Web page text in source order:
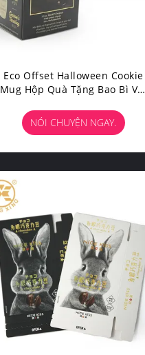
Eco Offset Halloween Cookie
Mug Hộp Quà Tặng Bao Bì Với
Cupcake
NÓI CHUYỆN NGAY.